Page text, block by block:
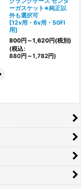
ーガスケット※純正以
外も選択可
[12v用・6v用・50FI
用]
800円 ～1,620円(税別)
(税込:
880円 ～1,782円)